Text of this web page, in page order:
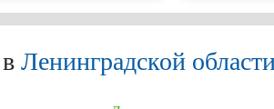
вЛенинградской